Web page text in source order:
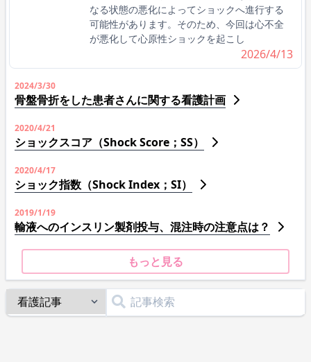
なる状態の悪化によってショックへ進行する
可能性があります。そのため、今回は心不全
が悪化して心原性ショックを起こし
2026/4/13
2024/3/30
骨盤骨折をした患者さんに関する看護計画
2020/4/21
ショックスコア（Shock Score；SS）
2020/4/17
ショック指数（Shock Index；SI）
2019/1/19
輸液へのインスリン製剤投与、混注時の注意点は？
もっと見る